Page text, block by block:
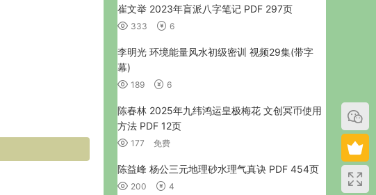
崔文举 2023年盲派八字笔记 PDF 297页
333 6
李明光 环境能量风水初级密训 视频29集(带字
幕)
189 6
陈春林 2025年九纬鸿运皇极梅花 文创冥币使用
方法 PDF 12页
177 免费
陈益峰 杨公三元地理砂水理气真诀 PDF 454页
200 4